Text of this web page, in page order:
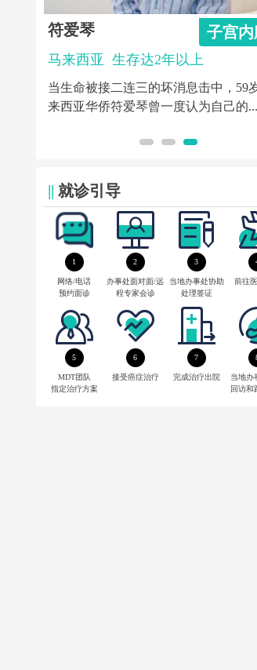
符爱琴 子宫
马来西亚 生存达2年以上
当生命被接二连三的坏消息击中，59
来西亚华侨符爱琴曾一度认为自己的...
|| 就诊引导
1
网络/电话
预约面诊
2
办事处面对面/远
程专家会诊
3
当地办事处协助
处理签证
前往
5
MDT团队
指定治疗方案
6
接受癌症治疗
7
完成治疗出院
当地办
回访和